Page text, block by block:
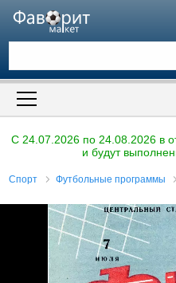
Искать также в описании
C 24.07.2026 по 24.08.2026 в
и будут
Спорт Футбольные программы